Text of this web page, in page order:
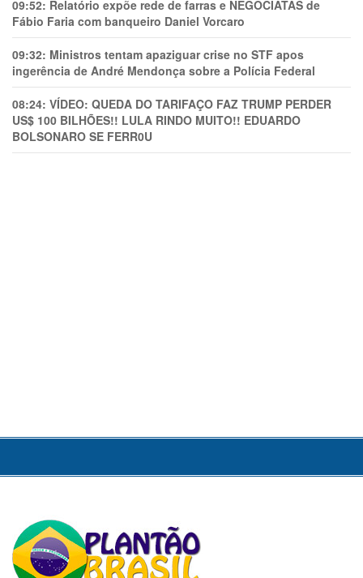
09:52: Relatório expõe rede de farras e NEGOCIATAS de
Fábio Faria com banqueiro Daniel Vorcaro
09:32: Ministros tentam apaziguar crise no STF apos
ingerência de André Mendonça sobre a Polícia Federal
08:24: VÍDEO: QUEDA DO TARIFAÇO FAZ TRUMP PERDER
US$ 100 BILHÕES!! LULA RINDO MUITO!! EDUARDO
BOLSONARO SE FERR0U